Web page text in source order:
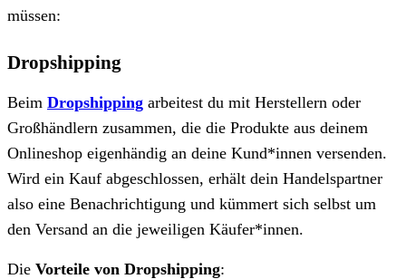
müssen:
Dropshipping
Beim Dropshipping arbeitest du mit Herstellern oder
Großhändlern zusammen, die die Produkte aus deinem
Onlineshop eigenhändig an deine Kund*innen versenden.
Wird ein Kauf abgeschlossen, erhält dein Handelspartner
also eine Benachrichtigung und kümmert sich selbst um
den Versand an die jeweiligen Käufer*innen.
Die Vorteile von Dropshipping: